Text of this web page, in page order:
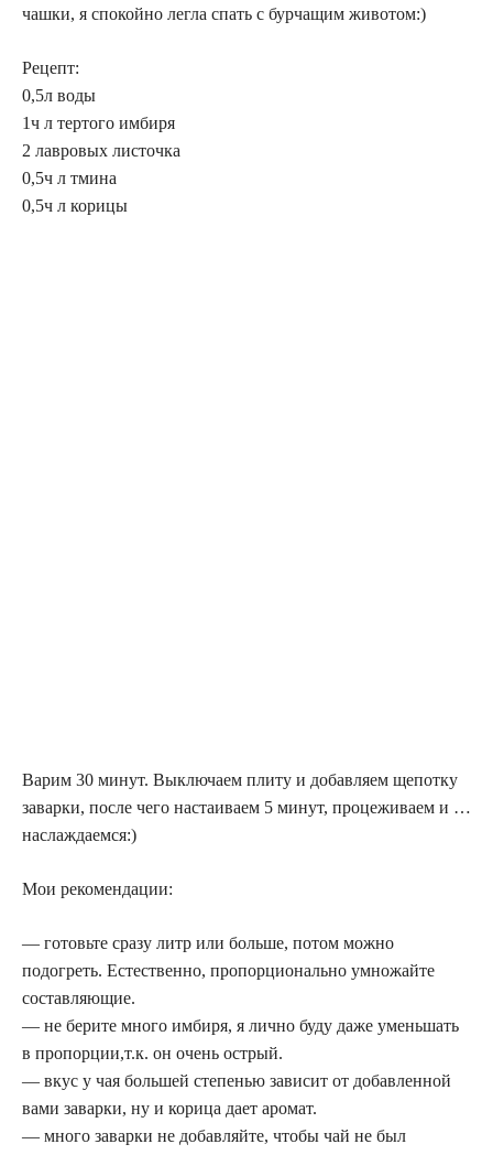
чашки, я спокойно легла спать с бурчащим животом:)
Рецепт:
0,5л воды
1ч л тертого имбиря
2 лавровых листочка
0,5ч л тмина
0,5ч л корицы
Варим 30 минут. Выключаем плиту и добавляем щепотку
заварки, после чего настаиваем 5 минут, процеживаем и …
наслаждаемся:)
Мои рекомендации:
— готовьте сразу литр или больше, потом можно
подогреть. Естественно, пропорционально умножайте
составляющие.
— не берите много имбиря, я лично буду даже уменьшать
в пропорции,т.к. он очень острый.
— вкус у чая большей степенью зависит от добавленной
вами заварки, ну и корица дает аромат.
— много заварки не добавляйте, чтобы чай не был